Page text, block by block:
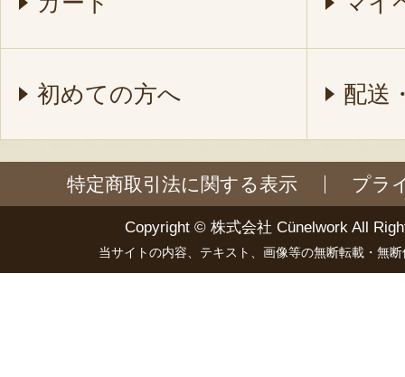
初めての方へ 配送
特定商取引法に関する表示 プラ
Copyright © 株式会社 Cünelwork All
当サイトの内容、テキスト、画像等の無断転載・無